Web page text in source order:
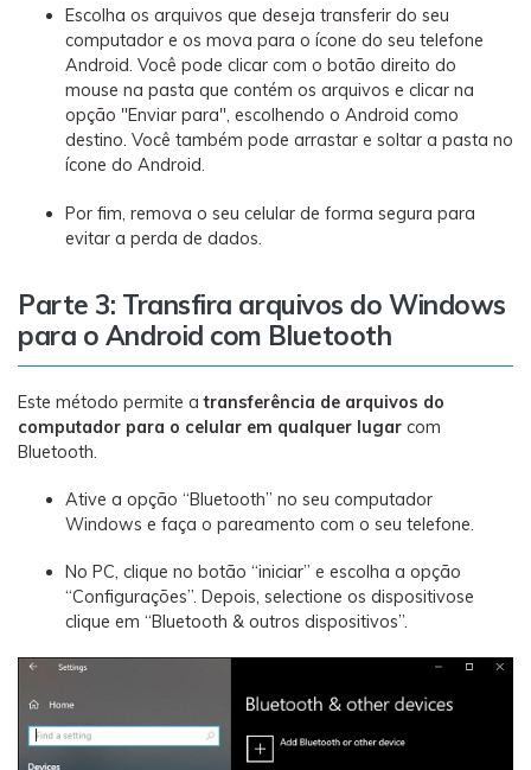
Escolha os arquivos que deseja transferir do seu
computador e os mova para o ícone do seu telefone
Android. Você pode clicar com o botão direito do
mouse na pasta que contém os arquivos e clicar na
opção "Enviar para", escolhendo o Android como
destino. Você também pode arrastar e soltar a pasta no
ícone do Android.
Por fim, remova o seu celular de forma segura para
evitar a perda de dados.
Parte 3: Transfira arquivos do Windows
para o Android com Bluetooth
Este método permite atransferência de arquivos do
computador para o celular em qualquer lugar com
Bluetooth.
Ative a opção “Bluetooth” no seu computador
Windows e faça o pareamento com o seu telefone.
No PC, clique no botão “iniciar” e escolha a opção
“Configurações”. Depois, selectione os dispositivose
clique em “Bluetooth & outros dispositivos”.